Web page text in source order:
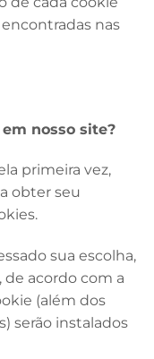
nas
nosso site?
primeira vez,
obter seu
sua escolha,
acordo com a
(além dos
serão instalados